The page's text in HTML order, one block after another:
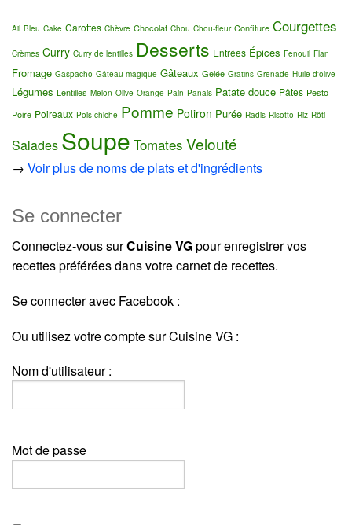
Ail Bleu Cake Carottes Chèvre Chocolat Chou Chou-fleur Confiture Courgettes
Crèmes Curry Curry de lentilles Desserts Entrées Épices Fenouil Flan
Fromage Gaspacho Gâteau magique Gâteaux Gelée Gratins Grenade Huile d'olive
Légumes Lentilles Melon Olive Orange Pain Panais Patate douce Pâtes Pesto
Poire Poireaux Pois chiche Pomme Potiron Purée Radis Risotto Riz Rôti
Salades Soupe Tomates Velouté
→ Voir plus de noms de plats et d'ingrédients
Se connecter
Connectez-vous surCuisine VGpour enregistrer vos
recettes préférées dans votre carnet de recettes.
Se connecter avec Facebook :
Ou utilisez votre compte sur Cuisine VG :
Nom d'utilisateur :
Mot de passe